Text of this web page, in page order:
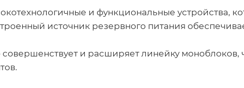
и функциональные устройства,
источник резервного питания
и расширяет линейку моноблоков,